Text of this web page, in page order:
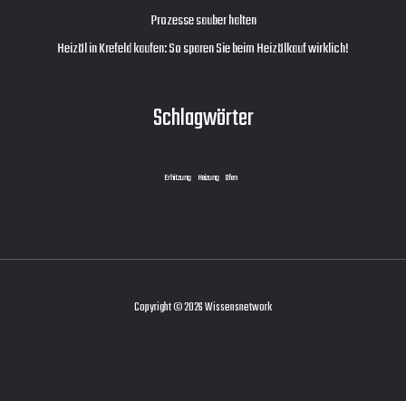
Prozesse sauber halten
Heizöl in Krefeld kaufen: So sparen Sie beim Heizölkauf wirklich!
Schlagwörter
Erhitzung Heizung Ofen
Copyright © 2026 Wissensnetwork